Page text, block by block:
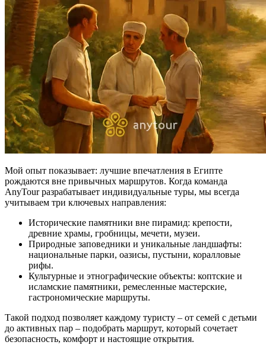
Мой опыт показывает: лучшие впечатления в Египте
рождаются вне привычных маршрутов. Когда команда
AnyTour разрабатывает индивидуальные туры, мы всегда
учитываем три ключевых направления:
Исторические памятники вне пирамид: крепости,
древние храмы, гробницы, мечети, музеи.
Природные заповедники и уникальные ландшафты:
национальные парки, оазисы, пустыни, коралловые
рифы.
Культурные и этнографические объекты: коптские и
исламские памятники, ремесленные мастерские,
гастрономические маршруты.
Такой подход позволяет каждому туристу – от семей с детьми
до активных пар – подобрать маршрут, который сочетает
безопасность, комфорт и настоящие открытия.